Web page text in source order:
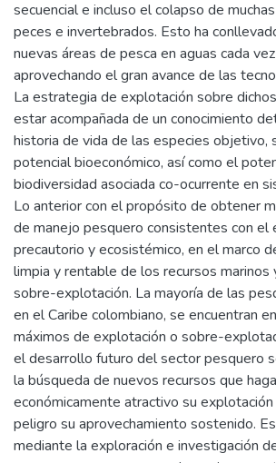
secuencial e incluso el colapso de
peces e invertebrados. Esto ha
nuevas áreas de pesca en aguas cada
aprovechando el gran avance de las
La estrategia de explotación sobre
estar acompañada de un conocimiento
historia de vida de las especies objetivo,
potencial bioeconómico, así como el
biodiversidad asociada co-ocurrente en
Lo anterior con el propósito de obtener
de manejo pesquero consistentes con el
precautorio y ecosistémico, en el marco
limpia y rentable de los recursos marinos
sobre-explotación. La mayoría de las
en el Caribe colombiano, se encuentran
máximos de explotación o sobre-
el desarrollo futuro del sector pesquero
la búsqueda de nuevos recursos que
económicamente atractivo su
peligro su aprovechamiento sostenido.
mediante la exploración e investigación